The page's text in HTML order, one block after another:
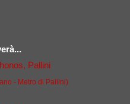
Pallini
- Metro di Pallini)